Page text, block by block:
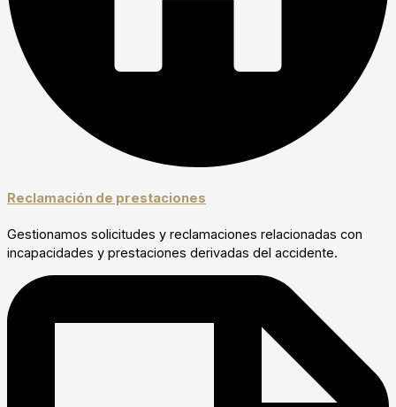
Reclamación de prestaciones
Gestionamos solicitudes y reclamaciones relacionadas con
incapacidades y prestaciones derivadas del accidente.